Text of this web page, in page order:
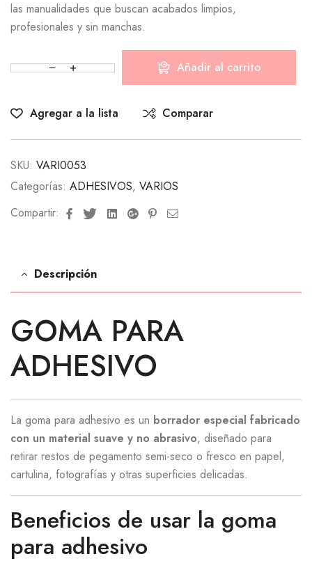
las manualidades que buscan acabados limpios,
profesionales y sin manchas.
Añadir al carrito
Agregar a la lista Comparar
SKU: VARI0053
Categorías: ADHESIVOS, VARIOS
Compartir:
FacebookTwitterLinkedinGoogle+Pinterest
Email
Descripción
GOMA PARA
ADHESIVO
La goma para adhesivo es un borrador especial fabricado
con un material suave y no abrasivo, diseñado para
retirar restos de pegamento semi-seco o fresco en papel,
cartulina, fotografías y otras superficies delicadas.
Beneficios de usar la goma
para adhesivo